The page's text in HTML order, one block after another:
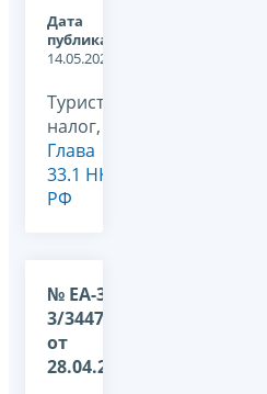
Дата
публикации:
14.05.2026
Туристический
налог,
Глава
33.1 НК
РФ
№ ЕА-36-
3/3447@
от
28.04.2026